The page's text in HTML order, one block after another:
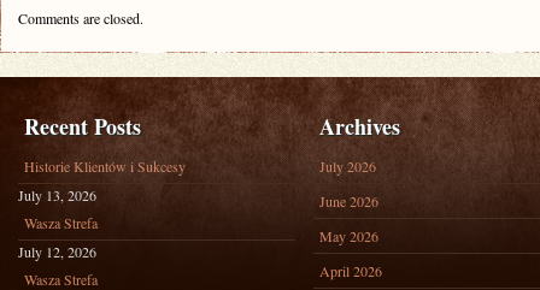
Comments are closed.
Recent Posts
Historie Klientów i Sukcesy
July 13, 2026
Wasza Strefa
July 12, 2026
Wasza Strefa
Archives
July 2026
June 2026
May 2026
April 2026